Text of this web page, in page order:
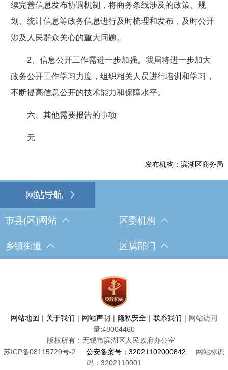
续完善信息发布协调机制，将商务条线涉及的政策、规
划、统计信息等政务信息进行及时梳理和发布，及时公开
涉及人民群众关心的重大问题。
2、信息公开工作需进一步加强。我局将进一步加大
政务公开工作学习力度，组织相关人员进行培训和学习，
不断提高信息公开的技术能力和保障水平。
六、其他需要报告的事项
无
发布机构：滨湖区商务局
市县(区)网站 区委机构
乡镇街道 区属部门
网站地图 | 关于我们 | 网站声明 | 隐私安全 | 联系我们 | 网站访问
量:48004460
版权所有：无锡市滨湖区人民政府办公室
苏ICP备08115729号-2
公安备案号：32021102000842
网站标识
码：3202110001